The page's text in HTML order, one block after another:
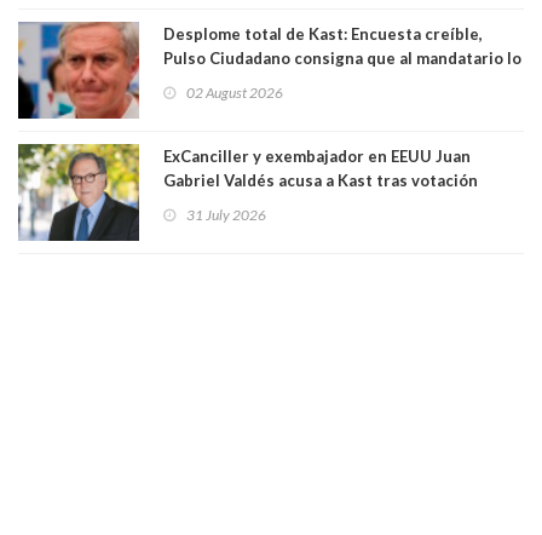
Desplome total de Kast: Encuesta creíble,
Pulso Ciudadano consigna que al mandatario lo
sacó en primera vuelta. Rechazo es de 58.9% y
64.8%
02 August 2026
ExCanciller y exembajador en EEUU Juan
Gabriel Valdés acusa a Kast tras votación
"Si hay una persona responsable es él"
31 July 2026